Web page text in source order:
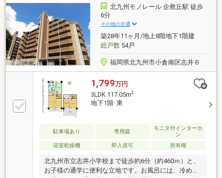
や部活後のお子様はそのままバスルームへ！リビング
に汚れを持ち込まない嬉しい動線です○バルコニーか
らはアドベンチャープールが見えます！お子様が喜ぶ
好立地です
北九州モノレール 企救丘駅 徒歩
6分
その他の交通
築28年11ヶ月/地上8階地下1階建
総戸数54戸
福岡県北九州市小倉南区志井６
1,799万円
3LDK 117.05m2
地下1階 東
駐車場あり 専用庭
モニタ付インターホ
ン
浴室乾燥機
即入居可 所有権
北九州市立志井小学校まで徒歩約6分（約460ｍ）と、
お子様の通学に便利な立地です。お風呂には、冷めた